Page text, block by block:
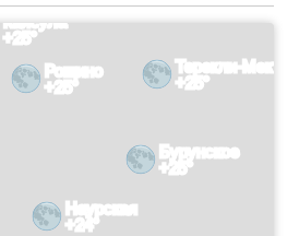
Наурская
+24°
Терекли-Мектеб
+25°
Каясула
+25°
Рощино
+25°
Бурунское
+25°